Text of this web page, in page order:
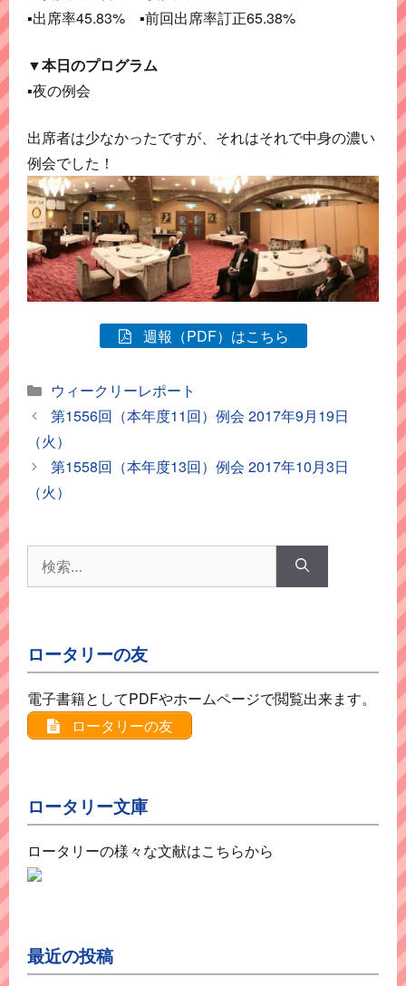
▪出席率45.83% ▪前回出席率訂正65.38%
▼本日のプログラム
▪夜の例会
出席者は少なかったですが、それはそれで中身の濃い
例会でした！
週報（PDF）はこちら
カ
テ
ゴ
リ
ー
ウィークリーレポート
第1556回（本年度11回）例会 2017年9月19日
（火）
第1558回（本年度13回）例会 2017年10月3日
（火）
索:
ロータリーの友
電子書籍としてPDFやホームページで閲覧出来ます。
ロータリーの友
ロータリー文庫
ロータリーの様々な文献はこちらから
最近の投稿